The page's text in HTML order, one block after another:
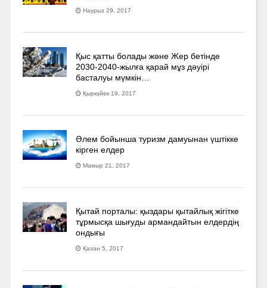
Наурыз 29, 2017
Қыс қатты болады және Жер бетінде
2030-2040­-жылға қарай мұз дәуірі
басталуы мүмкін…
Қыркүйек 19, 2017
Әлем бойынша туризм дамуынан үштікке
кірген елдер
Мамыр 21, 2017
Қытай порталы: қыздары қытайлық жігітке
тұрмысқа шығуды армандайтын елдердің
ондығы
Қазан 5, 2017